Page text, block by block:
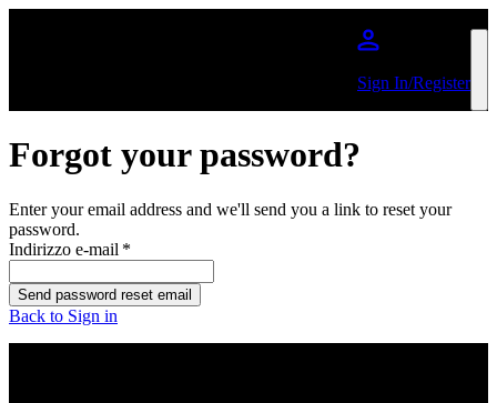
Sign In/Register
Forgot your password?
Enter your email address and we'll send you a link to reset your
password.
Indirizzo e-mail *
Send password reset email
Back to Sign in